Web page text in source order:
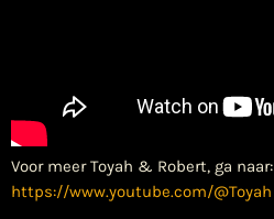
Voor meer Toyah & Robert, ga naar:
https://www.youtube.com/@Toyah